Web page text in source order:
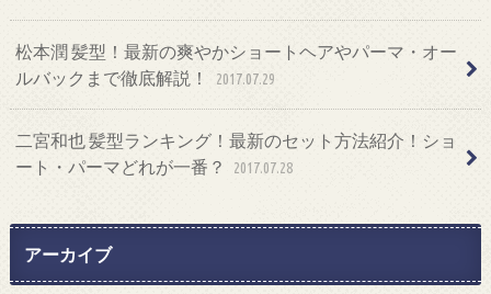
松本潤 髪型！最新の爽やかショートヘアやパーマ・オー
ルバックまで徹底解説！
2017.07.29
二宮和也 髪型ランキング！最新のセット方法紹介！ショ
ート・パーマどれが一番？
2017.07.28
アーカイブ